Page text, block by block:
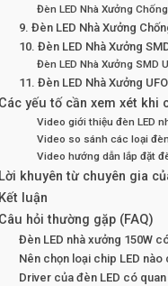
Đèn LED Nhà Xưởng
9. Đèn LED Nhà Xưởng
10. Đèn LED Nhà Xưởng
Đèn LED Nhà Xưởng SMD
11. Đèn LED Nhà Xưởng
Các yếu tố cần xem xét khi
Video giới thiệu đèn LED
Video so sánh các loại
Video hướng dẫn lắp đặt
Lời khuyên từ chuyên gia
Kết luận
Câu hỏi thường gặp (FAQ)
Đèn LED nhà xưởng 150W
Nên chọn loại chip LED
Driver của đèn LED có